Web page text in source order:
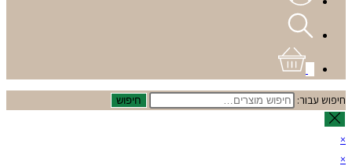
חיפוש עבור: חיפוש
×
×